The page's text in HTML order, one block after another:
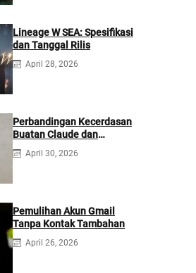
Lineage W SEA: Spesifikasi
dan Tanggal Rilis
April 28, 2026
Perbandingan Kecerdasan
Buatan Claude dan
ChatGPT: Mana yang
Lebih Baik?
April 30, 2026
Pemulihan Akun Gmail
Tanpa Kontak Tambahan
April 26, 2026